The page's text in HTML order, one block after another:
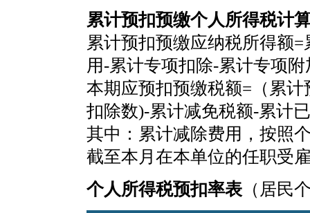
累计预扣预缴个人所得税计
累计预扣预缴应纳税所得额
用-累计专项扣除-累计专项
本期应预扣预缴税额=（累
扣除数)-累计减免税额-累计
其中：累计减除费用，按照
截至本月在本单位的任职受
个人所得税预扣率表 （居民